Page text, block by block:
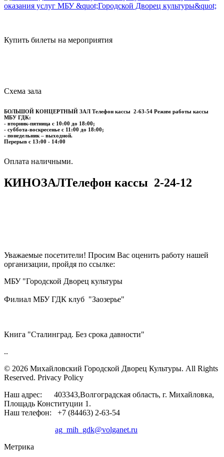
Купить билеты на мероприятия
Схема зала
БОЛЬШОЙ КОНЦЕРТНЫЙ ЗАЛ Телефон кассы 2-63-54 Режим работы кассы
МБУ ГДК:
- вторник-пятница с 10:00 до 18:00;
- суббота-воскресенье с 11:00 до 18:00;
- понедельник – выходной.
Перерыв с 13:00 - 14:00
​​​​​​​Оплата наличными.
КИНОЗАЛТелефон кассы 2-24-12
Уважаемые посетители! Просим Вас оценить работу нашей
организации, пройдя по ссылке:
МБУ "Городской Дворец культуры
Филиал МБУ ГДК клуб "Заозерье"
Книга "Сталинград. Без срока давности"
..
© 2026 Михайловский Городской Дворец Культуры. All Rights
Reserved. Privacy Policy
Наш адрес: 403343,Волгоградская область, г. Михайловка,
Площадь Конституции 1.
Наш телефон: +7 (84463) 2-63-54
ag_mih_gdk@volganet.ru
Метрика